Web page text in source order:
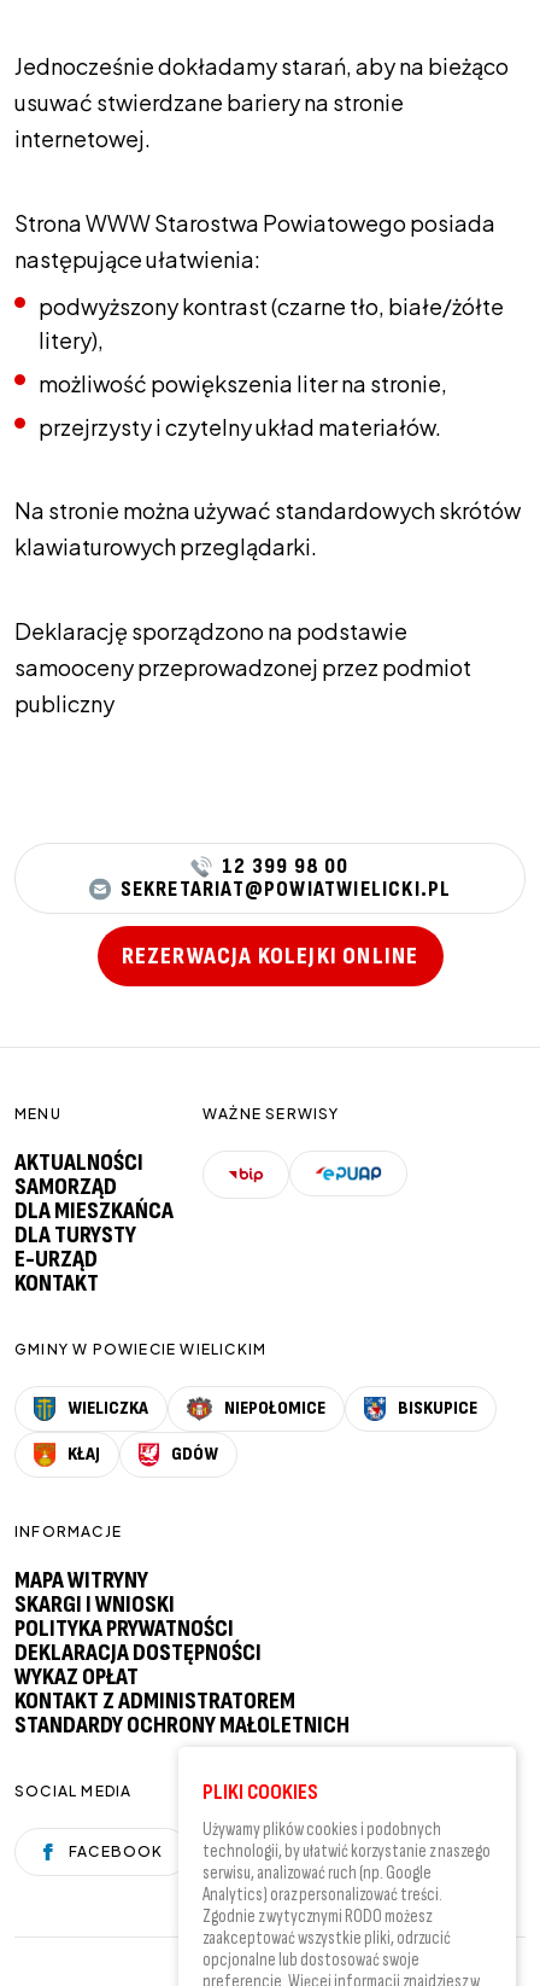
Jednocześnie dokładamy starań, aby na bieżąco
usuwać stwierdzane bariery na stronie
internetowej.
Strona WWW Starostwa Powiatowego posiada
następujące ułatwienia:
podwyższony kontrast (czarne tło, białe/żółte
litery),
możliwość powiększenia liter na stronie,
przejrzysty i czytelny układ materiałów.
Na stronie można używać standardowych skrótów
klawiaturowych przeglądarki.
Deklarację sporządzono na podstawie
samooceny przeprowadzonej przez podmiot
publiczny
12 399 98 00
SEKRETARIAT@POWIATWIELICKI.PL
REZERWACJA KOLEJKI ONLINE
MENU
AKTUALNOŚCI
SAMORZĄD
DLA MIESZKAŃCA
DLA TURYSTY
E-URZĄD
KONTAKT
WAŻNE SERWISY
GMINY W POWIECIE WIELICKIM
WIELICZKA NIEPOŁOMICE
BISKUPICE
KŁAJ
GDÓW
INFORMACJE
MAPA WITRYNY
SKARGI I WNIOSKI
POLITYKA PRYWATNOŚCI
DEKLARACJA DOSTĘPNOŚCI
WYKAZ OPŁAT
KONTAKT Z ADMINISTRATOREM
STANDARDY OCHRONY MAŁOLETNICH
SOCIAL MEDIA
FACEBOOK YOUTUBE
PLIKI COOKIES
Używamy plików cookies i podobnych
technologii, by ułatwić korzystanie z naszego
serwisu, analizować ruch (np. Google
Analytics) oraz personalizować treści.
Zgodnie z wytycznymi RODO możesz
zaakceptować wszystkie pliki, odrzucić
opcjonalne lub dostosować swoje